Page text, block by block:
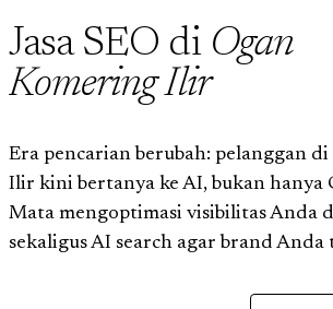
Jasa SEO di Ogan
Komering Ilir
Era pencarian berubah: pelanggan
Ilir kini bertanya ke AI, bukan hanya
Mata mengoptimasi visibilitas Anda
sekaligus AI search agar brand